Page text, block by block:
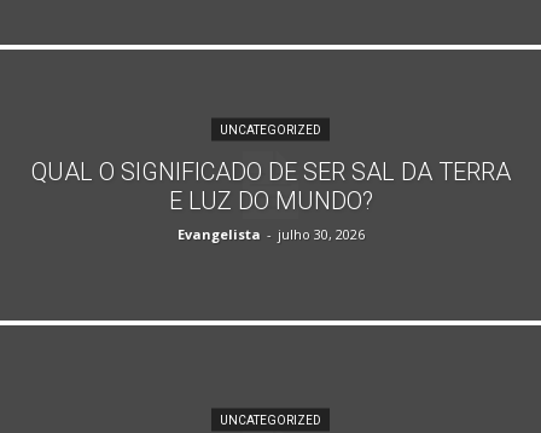
UNCATEGORIZED
QUAL O SIGNIFICADO DE SER SAL DA TERRA
E LUZ DO MUNDO?
Evangelista - julho 30, 2026
UNCATEGORIZED